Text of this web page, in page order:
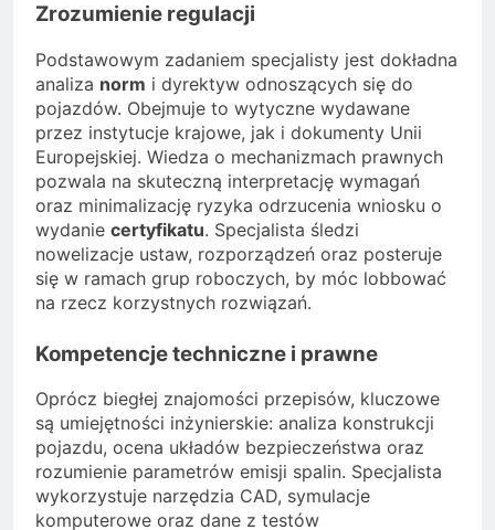
Zrozumienie regulacji
Podstawowym zadaniem specjalisty jest dokładna
analiza norm i dyrektyw odnoszących się do
pojazdów. Obejmuje to wytyczne wydawane
przez instytucje krajowe, jak i dokumenty Unii
Europejskiej. Wiedza o mechanizmach prawnych
pozwala na skuteczną interpretację wymagań
oraz minimalizację ryzyka odrzucenia wniosku o
wydanie certyfikatu. Specjalista śledzi
nowelizacje ustaw, rozporządzeń oraz posteruje
się w ramach grup roboczych, by móc lobbować
na rzecz korzystnych rozwiązań.
Kompetencje techniczne i prawne
Oprócz biegłej znajomości przepisów, kluczowe
są umiejętności inżynierskie: analiza konstrukcji
pojazdu, ocena układów bezpieczeństwa oraz
rozumienie parametrów emisji spalin. Specjalista
wykorzystuje narzędzia CAD, symulacje
komputerowe oraz dane z testów